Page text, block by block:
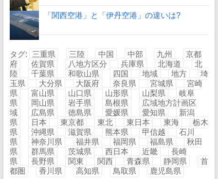
「関西空港」と「伊丹空港」の違いは?
タグ: 三重県 三陸 中国 中部 九州
京都
府
佐賀県 八地方区分 兵庫県 北海道
北
陸
千葉県 和歌山県 四国 地域 地方
埼
玉県
大分県 大阪府 奈良県 宮城県
宮崎
県
富山県 山口県 山形県 山梨県
岐阜
県
岡山県 岩手県 島根県
広域地方計画区
域
広島県 徳島県 愛媛県 愛知県
新潟
県
日本 東京都 東北 東日本 東海
栃木
県
沖縄県 滋賀県 熊本県 甲信越
石川
県
神奈川県 福井県 福岡県 福島県
秋田
県
群馬県 茨城県 西日本 近畿
長崎
県
長野県 関東 関西 青森県 静岡県
首
都圏
香川県 高知県 鳥取県 鹿児島県